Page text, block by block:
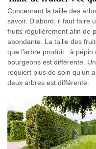
Concernant la taille des
savoir. D'abord, il faut faire
fruits régulièrement afin de
abondante. La taille des
que l’arbre produit : à
bourgeons est différente.
requiert plus de soin qu’un
deux arbres est différente.